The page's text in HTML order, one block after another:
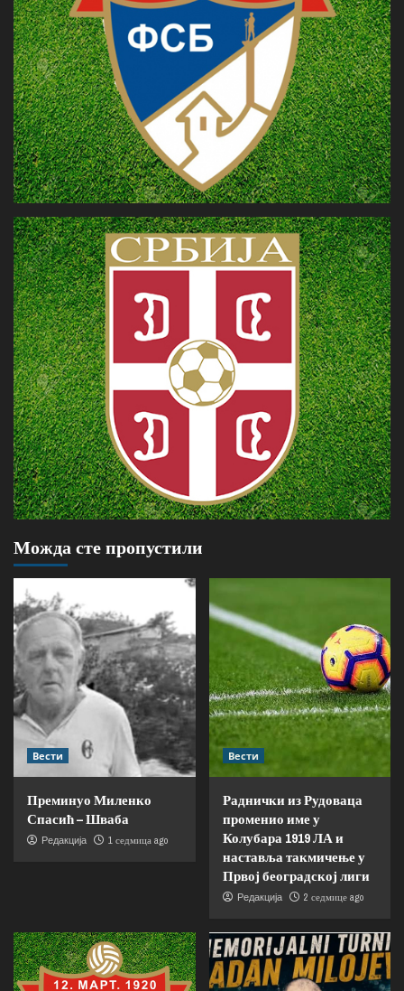
Можда сте пропустили
Вести
Преминуо Миленко
Спасић – Шваба
Редакција 1 седмица ago
Вести
Раднички из Рудоваца
променио име у
Колубара 1919 ЛА и
наставља такмичење у
Првој београдској лиги
Редакција 2 седмице ago